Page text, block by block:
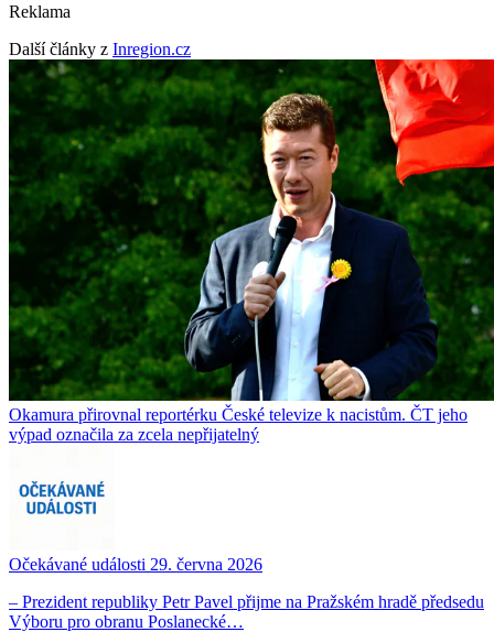
Reklama
Další články z Inregion.cz
Okamura přirovnal reportérku České televize k nacistům. ČT jeho
výpad označila za zcela nepřijatelný
Očekávané události 29. června 2026
– Prezident republiky Petr Pavel přijme na Pražském hradě předsedu
Výboru pro obranu Poslanecké…